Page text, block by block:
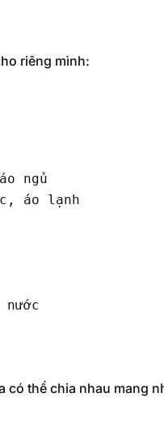
riêng mình:
ngủ
áo lạnh
có thể chia nhau mang